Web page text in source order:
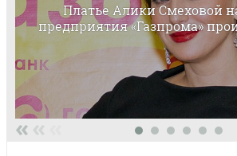
Платье Алики Смеховой
предприятия «Газпрома»
«««